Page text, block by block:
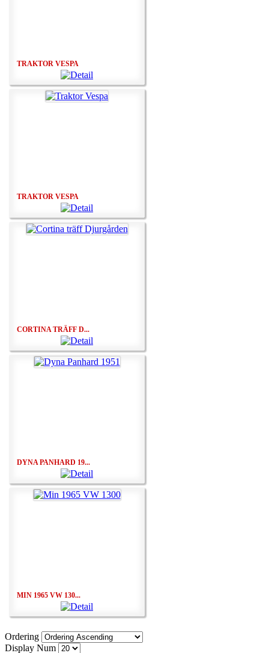
TRAKTOR VESPA
TRAKTOR VESPA
CORTINA TRÄFF D...
DYNA PANHARD 19...
MIN 1965 VW 130...
Ordering
Display Num